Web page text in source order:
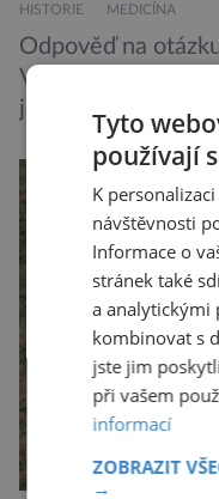
HISTORIE MEDICÍNA
Odpověď na
Výbuch atomové
jaderné katastrofy
ukázaly, že silné
slabší a
Přesto není stále
vzniklé ozářením
pěti lety, těsně
Černobylské
Tyto
používají
K
návštěvnosti
Informace o
stránek také
a analytickými
kombinovat s
jste jim
při vašem
informací
ZOBRAZIT
→